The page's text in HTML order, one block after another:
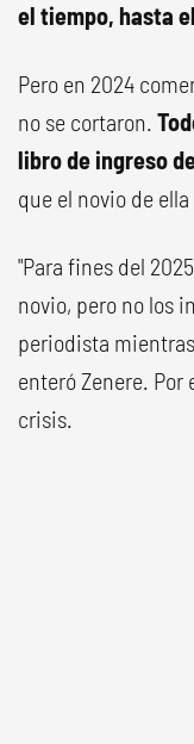
el tiempo, hasta
Pero en 2024
no se cortaron.
libro de ingreso
que el novio de
"Para fines del
novio, pero no los
periodista
enteró Zenere.
crisis.